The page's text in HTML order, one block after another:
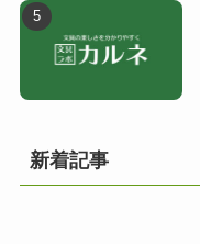
新着記事